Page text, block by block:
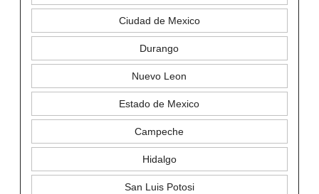
Ciudad de Mexico
Durango
Nuevo Leon
Estado de Mexico
Campeche
Hidalgo
San Luis Potosi